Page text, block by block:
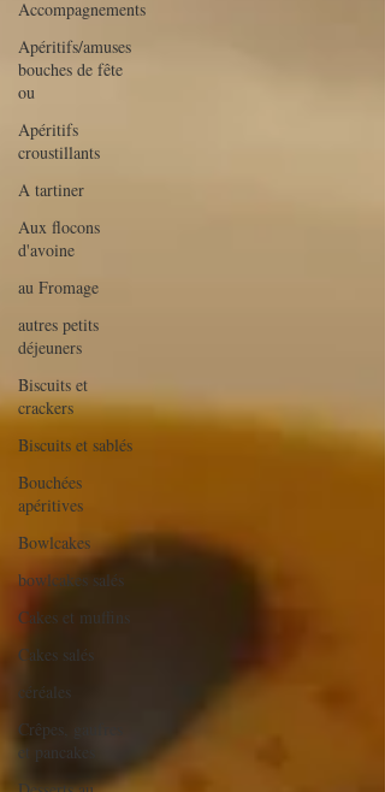
Accompagnements
Apéritifs/amuses
bouches de fête
ou
Apéritifs
croustillants
A tartiner
Aux flocons
d'avoine
au Fromage
autres petits
déjeuners
Biscuits et
crackers
Biscuits et sablés
Bouchées
apéritives
Bowlcakes
bowlcakes salés
Cakes et muffins
Cakes salés
céréales
Crêpes, gaufres
et pancakes